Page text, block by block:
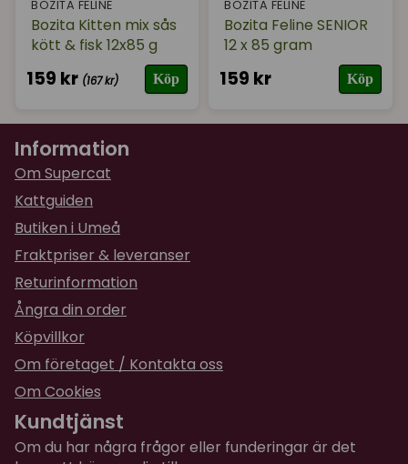
BOZITA FELINE
Bozita Kitten mix sås
kött & fisk 12x85 g
159 kr (167 kr) Köp
BOZITA FELINE
Bozita Feline SENIOR
12 x 85 gram
159 kr Köp
Information
Om Supercat
Kattguiden
Butiken i Umeå
Fraktpriser & leveranser
Returinformation
Ångra din order
Köpvillkor
Om företaget / Kontakta oss
Om Cookies
Kundtjänst
Om du har några frågor eller funderingar är det